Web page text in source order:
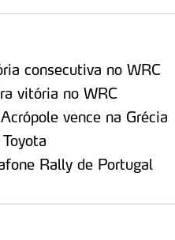
consecutiva no WRC
vitória no WRC
vence na Grécia
Rally de Portugal